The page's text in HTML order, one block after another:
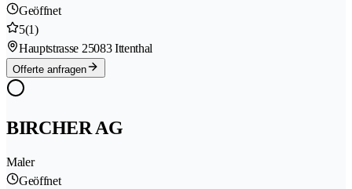
Geöffnet
5(1)
Hauptstrasse 25083 Ittenthal
Offerte anfragen
BIRCHER AG
Maler
Geöffnet